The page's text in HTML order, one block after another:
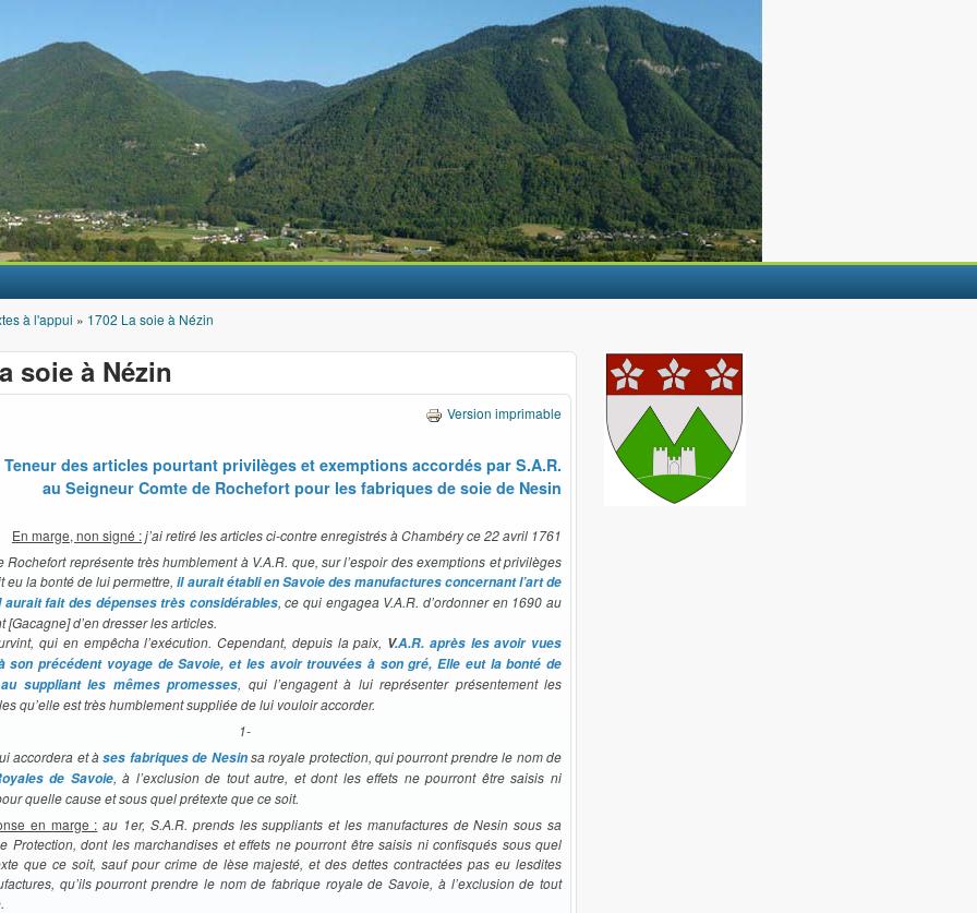
à l'appui » 1702 La soie à Nézin
soie à Nézin
Version imprimable
Teneur des articles pourtant privilèges et exemptions accordés par S.A.R.
au Seigneur Comte de Rochefort pour les fabriques de soie de Nesin
En marge, non signé :j’ai retiré les articles ci-contre enregistrés à Chambéry ce 22 avril 1761
Rochefort représente très humblement à V.A.R. que, sur l’espoir des exemptions et privilèges
eu la bonté de lui permettre,il aurait établi en Savoie des manufactures concernant l’art de
aurait fait des dépenses très considérables, ce qui engagea V.A.R. d’ordonner en 1690 au
[Gacagne] d’en dresser les articles.
qui en empêcha l’exécution. Cependant, depuis la paix, V.A.R. après les avoir vues
son précédent voyage de Savoie, et les avoir trouvées à son gré, Elle eut la bonté de
suppliant les mêmes promesses, qui l’engagent à lui représenter présentement les
qu’elle est très humblement suppliée de lui vouloir accorder.
1-
accordera et àses fabriques de Nesinsa royale protection, qui pourront prendre le nom de
de Savoie, à l’exclusion de tout autre, et dont les effets ne pourront être saisis ni
quelle cause et sous quel prétexte que ce soit.
en marge : au 1er, S.A.R. prends les suppliants et les manufactures de Nesin sous sa
Protection, dont les marchandises et effets ne pourront être saisis ni confisqués sous quel
que ce soit, sauf pour crime de lèse majesté, et des dettes contractées pas eu lesdites
qu’ils pourront prendre le nom de fabrique royale de Savoie, à l’exclusion de tout